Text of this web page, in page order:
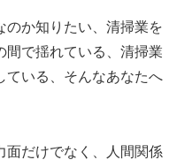
のか知りたい、清掃業を
間で揺れている、清掃業
ている、そんなあなたへ
面だけでなく、人間関係